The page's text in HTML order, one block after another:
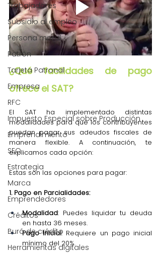
Trabajadores
Subsidio al empleo
Persona moral
Patrón
Tarjeta Patronal
Empresa
RFC
Impuesto Especial sobre Producción
Emprendimiento
SEO
Estrategia
Marca
Emprendedores
Créditos
Buró de crédito
Herramientas digitales
¿Qué facilidades de pago
ofrece el SAT?
El SAT ha implementado distintas
modalidades para que los contribuyentes
puedan pagar sus adeudos fiscales de
manera flexible. A continuación, te
explicamos cada opción:
Estas son las opciones para pagar:
1. Pago en Parcialidades:
Modalidad: Puedes liquidar tu deuda
en hasta 36 meses.
Pago Inicial: Requiere un pago inicial
mínimo del 20%.